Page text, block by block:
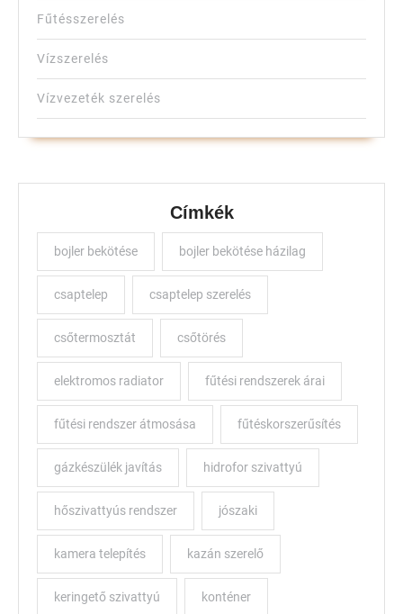
Fűtésszerelés
Vízszerelés
Vízvezeték szerelés
Címkék
bojler bekötése bojler bekötése házilag
csaptelep csaptelep szerelés
csőtermosztát csőtörés
elektromos radiator fűtési rendszerek árai
fűtési rendszer átmosása fűtéskorszerűsítés
gázkészülék javítás hidrofor szivattyú
hőszivattyús rendszer jószaki
kamera telepítés kazán szerelő
keringető szivattyú konténer